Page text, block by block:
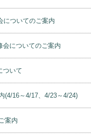
についてのご案内
会についてのご案内
ついて
(4/16～4/17、4/23～4/24)
案内